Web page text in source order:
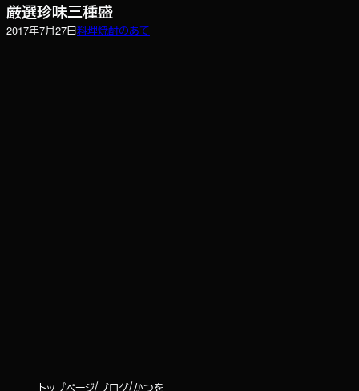
厳選珍味三種盛
2017年7月27日料理焼酎のあて
トップページ ブログ かつを